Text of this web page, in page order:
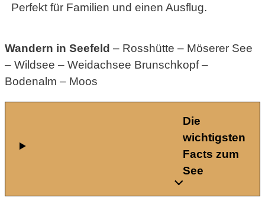
Perfekt für Familien und einen Ausflug.
Wandern in Seefeld – Rosshütte – Möserer See
– Wildsee – Weidachsee Brunschkopf –
Bodenalm – Moos
Die
wichtigsten
Facts zum
See